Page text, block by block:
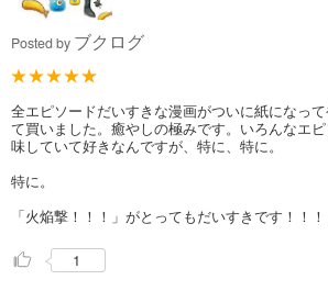
Posted by ブクログ
全エピソードだいすきな漫画がついに紙になっ
て買いました。癒やしの極みです。いろんなエ
味していて好きなんですが、特に、特に。
特に。
「火焔撃！！！」がとってもだいすきです！！！
1